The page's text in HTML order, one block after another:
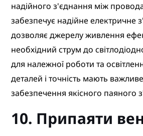
надійного з'єднання між
забезпечує надійне електричне
дозволяє джерелу живлення
необхідний струм до
для належної роботи та
деталей і точність мають
забезпечення якісного паяного
10. Припаяти